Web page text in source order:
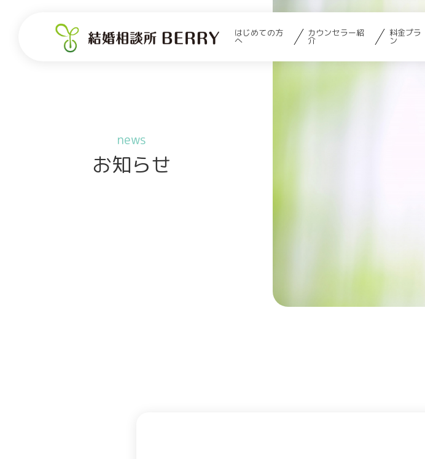
はじめての方
へ
カウンセラー紹
介
料金プラ
ン
news
お知らせ